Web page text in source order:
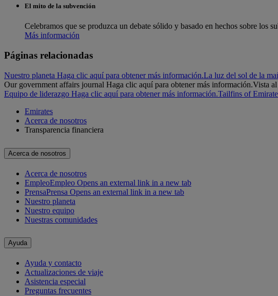
El mito de la subvención
Celebramos que se produzca un debate sólido y basado en hechos sobre los
Más información
Páginas relacionadas
Nuestro planeta Haga clic aquí para obtener más información.La luz del sol de la
Our government affairs journal Haga clic aquí para obtener más información.Vista al
Equipo de liderazgo Haga clic aquí para obtener más información.Tailfins of
Emirates
Acerca de nosotros
Transparencia financiera
Acerca de nosotros
Acerca de nosotros
EmpleoEmpleo Opens an external link in a new tab
PrensaPrensa Opens an external link in a new tab
Nuestro planeta
Nuestro equipo
Nuestras comunidades
Ayuda
Ayuda y contacto
Actualizaciones de viaje
Asistencia especial
Preguntas frecuentes